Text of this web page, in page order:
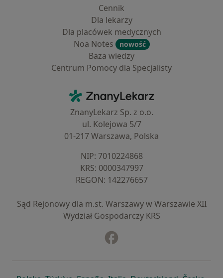
Cennik
Dla lekarzy
Dla placówek medycznych
Noa Notes
nowość
Baza wiedzy
Centrum Pomocy dla Specjalisty
ZnanyLekarz - Strona główna
ZnanyLekarz Sp. z o.o.
ul. Kolejowa 5/7
01-217 Warszawa, Polska
NIP: ⁠7010224868
KRS: ⁠0000347997
REGON: ⁠142276657
Sąd Rejonowy dla m.st. Warszawy w Warszawie XII
Wydział Gospodarczy KRS